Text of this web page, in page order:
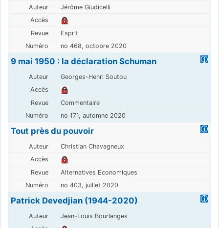
Jérôme Giudicelli
Esprit
no 468, octobre 2020
9 mai 1950 : la déclaration Schuman
Georges-Henri Soutou
Commentaire
no 171, automne 2020
Tout près du pouvoir
Christian Chavagneux
Alternatives Economiques
no 403, juillet 2020
Patrick Devedjian (1944-2020)
Jean-Louis Bourlanges